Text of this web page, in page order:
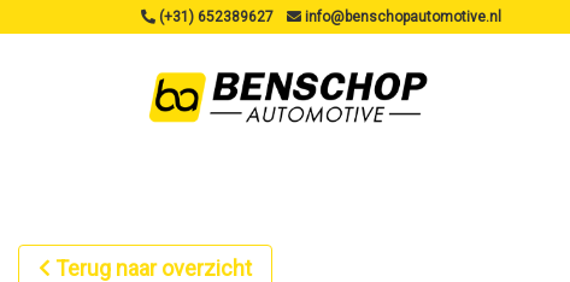
(+31) 652389627 info@benschopautomotive.nl
Terug naar overzicht